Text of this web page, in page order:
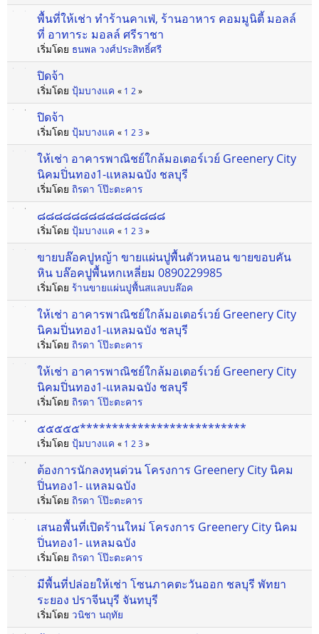
พื้นที่ให้เช่า ทำร้านคาเฟ่, ร้านอาหาร คอมมูนิตี้ มอลล์
ที่ อาทาระ มอลล์ ศรีราชา
เริ่มโดย ธนพล วงศ์ประสิทธิ์ศรี
ปิดจ้า
เริ่มโดย ปุ้มบางแค « 1 2 »
ปิดจ้า
เริ่มโดย ปุ้มบางแค « 1 2 3 »
ให้เช่า อาคารพาณิชย์ใกล้มอเตอร์เวย์ Greenery City
นิคมปิ่นทอง1-แหลมฉบัง ชลบุรี
เริ่มโดย ถิรดา โป๊ะตะคาร
๘๘๘๘๘๘๘๘๘๘๘๘๘๘๘
เริ่มโดย ปุ้มบางแค « 1 2 3 »
ขายบล๊อคปูหญ้า ขายแผ่นปูพื้นตัวหนอน ขายขอบคัน
หิน บล๊อคปูพื้นหกเหลี่ยม 0890229985
เริ่มโดย ร้านขายแผ่นปูพื้นสแลบบล๊อค
ให้เช่า อาคารพาณิชย์ใกล้มอเตอร์เวย์ Greenery City
นิคมปิ่นทอง1-แหลมฉบัง ชลบุรี
เริ่มโดย ถิรดา โป๊ะตะคาร
ให้เช่า อาคารพาณิชย์ใกล้มอเตอร์เวย์ Greenery City
นิคมปิ่นทอง1-แหลมฉบัง ชลบุรี
เริ่มโดย ถิรดา โป๊ะตะคาร
๕๕๕๕๕**************************
เริ่มโดย ปุ้มบางแค « 1 2 3 »
ต้องการนักลงทุนด่วน โครงการ Greenery City นิคม
ปิ่นทอง1- แหลมฉบัง
เริ่มโดย ถิรดา โป๊ะตะคาร
เสนอพื้นที่เปิดร้านใหม่ โครงการ Greenery City นิคม
ปิ่นทอง1- แหลมฉบัง
เริ่มโดย ถิรดา โป๊ะตะคาร
มีพื้นที่ปล่อยให้เช่า โซนภาคตะวันออก ชลบุรี พัทยา
ระยอง ปราจีนบุรี จันทบุรี
เริ่มโดย วนิชา นฤทัย